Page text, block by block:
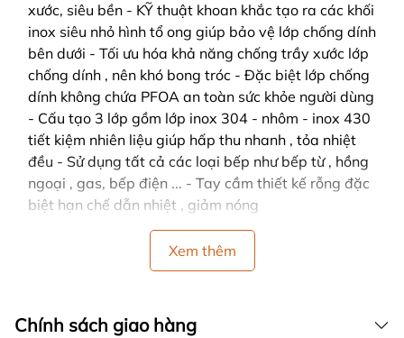
xước, siêu bền - KỸ thuật khoan khắc tạo ra các khối
inox siêu nhỏ hình tổ ong giúp bảo vệ lớp chống dính
bên dưới - Tối ưu hóa khả năng chống trầy xước lớp
chống dính , nên khó bong tróc - Đặc biệt lớp chống
dính không chứa PFOA an toàn sức khỏe người dùng
- Cấu tạo 3 lớp gồm lớp inox 304 - nhôm - inox 430
tiết kiệm nhiên liệu giúp hấp thu nhanh , tỏa nhiệt
đều - Sử dụng tất cả các loại bếp như bếp từ , hồng
ngoại , gas, bếp điện ... - Tay cầm thiết kế rỗng đặc
biệt hạn chế dẫn nhiệt , giảm nóng
Xem thêm
Chính sách giao hàng